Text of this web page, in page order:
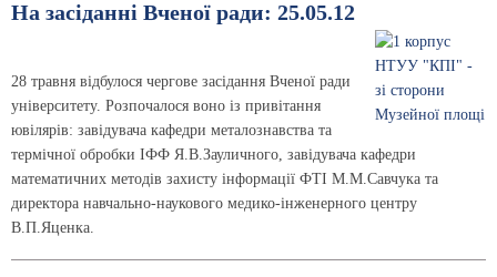
На засіданні Вченої ради: 25.05.12
28 травня відбулося чергове засідання Вченої ради
університету. Розпочалося воно із привітання
ювілярів: завідувача кафедри металознавства та
термічної обробки ІФФ Я.В.Зауличного, завідувача кафедри
математичних методів захисту інформації ФТІ М.М.Савчука та
директора навчально-наукового медико-інженерного центру
В.П.Яценка.